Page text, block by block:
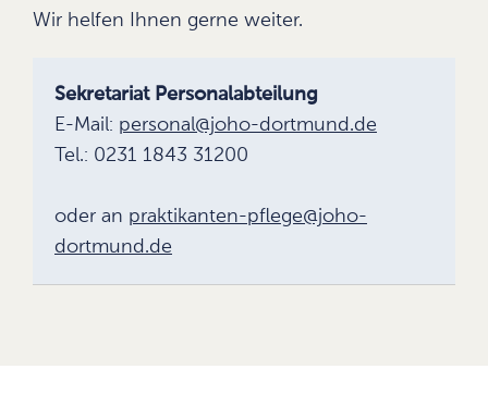
Wir helfen Ihnen gerne weiter.
Sekretariat Personalabteilung
E-Mail: personal@joho-dortmund.de
Tel.: 0231 1843 31200
oder an praktikanten-pflege@joho-
dortmund.de